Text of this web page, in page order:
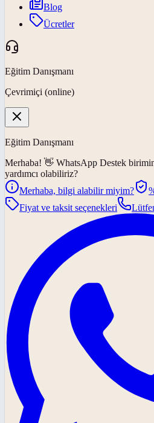
Blog
Ücretler
Eğitim Danışmanı
Çevrimiçi (online)
Eğitim Danışmanı
Merhaba! 👋 WhatsApp Destek
yardımcı olabiliriz?
Merhaba, bilgi alabilir miyim?
Fiyat ve taksit seçenekleri